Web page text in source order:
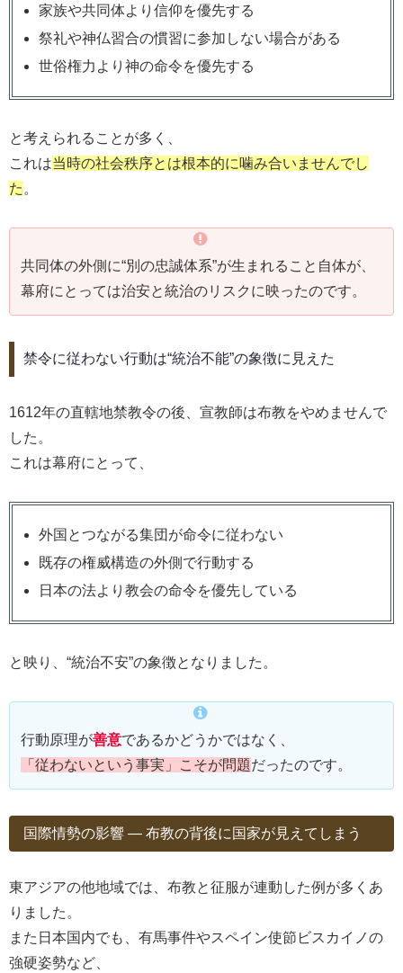
家族や共同体より信仰を優先する
祭礼や神仏習合の慣習に参加しない場合がある
世俗権力より神の命令を優先する
と考えられることが多く、
これは当時の社会秩序とは根本的に噛み合いませんでし
た 。
共同体の外側に“別の忠誠体系”が生まれること自体が、
幕府にとっては治安と統治のリスクに映ったのです。
禁令に従わない行動は“統治不能”の象徴に見えた
1612年の直轄地禁教令の後、宣教師は布教をやめませんで
した。
これは幕府にとって、
外国とつながる集団が命令に従わない
既存の権威構造の外側で行動する
日本の法より教会の命令を優先している
と映り、“統治不安”の象徴となりました。
行動原理が善意であるかどうかではなく、
「従わないという事実」こそが問題だったのです。
国際情勢の影響 ― 布教の背後に国家が見えてしまう
東アジアの他地域では、布教と征服が連動した例が多くあ
りました。
また日本国内でも、有馬事件やスペイン使節ビスカイノの
強硬姿勢など、